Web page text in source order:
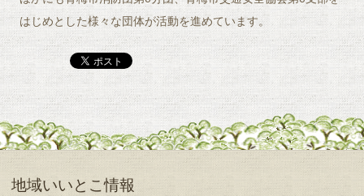
はじめとした様々な団体が活動を進めています。
地域いいとこ情報